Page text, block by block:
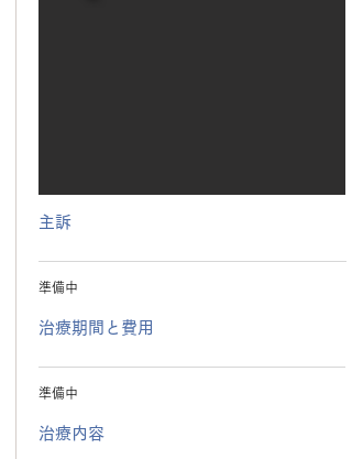
主訴
準備中
治療期間と費用
準備中
治療内容